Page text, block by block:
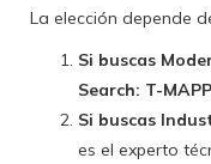
La elección depende
Si buscas
Search: T-MAPP
Si buscas
es el experto